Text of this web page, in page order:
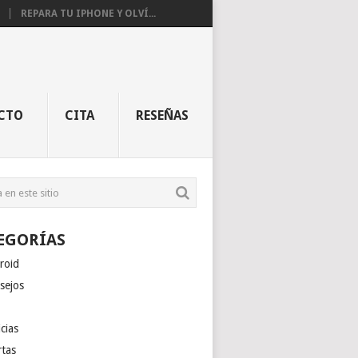
REPARA TU IPHONE Y OLVÍ...
CITA RESEÑAS